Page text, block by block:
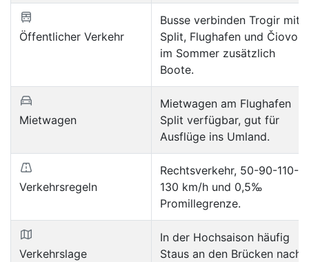
Öffentlicher Verkehr
Busse verbinden Trogir mit
Split, Flughafen und Čiovo;
im Sommer zusätzlich
Boote.
Mietwagen
Mietwagen am Flughafen
Split verfügbar, gut für
Ausflüge ins Umland.
Verkehrsregeln
Rechtsverkehr, 50-90-110-
130 km/h und 0,5‰
Promillegrenze.
Verkehrslage
In der Hochsaison häufig
Staus an den Brücken nach